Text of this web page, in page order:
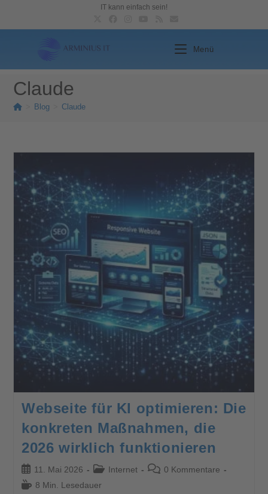
IT kann einfach sein!
Menü
Claude
Blog Claude
Webseite für KI optimieren: Die
konkreten Maßnahmen, die
2026 wirklich funktionieren
11. Mai 2026 Internet
0 Kommentare
8 Min. Lesedauer